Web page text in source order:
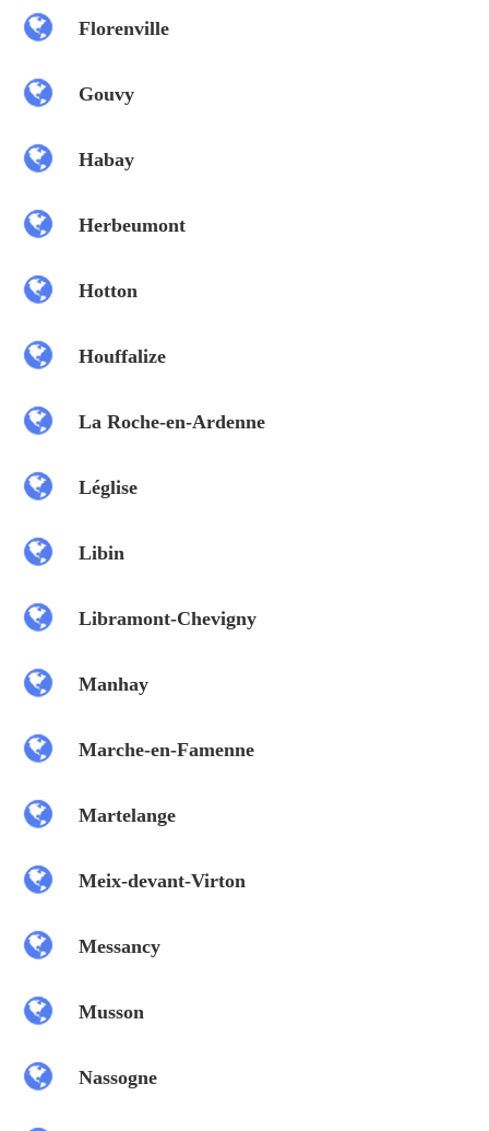
Florenville
Gouvy
Habay
Herbeumont
Hotton
Houffalize
La Roche-en-Ardenne
Léglise
Libin
Libramont-Chevigny
Manhay
Marche-en-Famenne
Martelange
Meix-devant-Virton
Messancy
Musson
Nassogne